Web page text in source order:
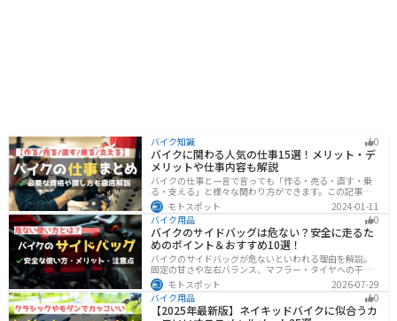
バイク知識 0
バイクに関わる人気の仕事15選！メリット・デ
メリットや仕事内容も解説
バイクの仕事と一言で言っても「作る・売る・直す・乗
る・支える」と様々な関わり方ができます。この記事で
は、バイクに関わる人気の仕事をジャンル別に紹介しま
す。必要な資格や探し方も解説しますので、自分のなり
たい姿をイメージして探してみてください。
モトスポット
2024-01-11
バイク用品
0
バイクのサイドバッグは危ない？安全に走るた
めのポイント＆おすすめ10選！
バイクのサイドバッグが危ないといわれる理由を解説。
固定の甘さや左右バランス、マフラー・タイヤへの干
渉、横幅の変化など安全上の注意点に加え、メリット・
デメリット、容量・素材・防水性を踏まえた選び方、お
すすめのサイドバッグ10選を紹介します。
モトスポット
2026-07-29
バイク用品
0
【2025年最新版】ネイキッドバイクに似合うカ